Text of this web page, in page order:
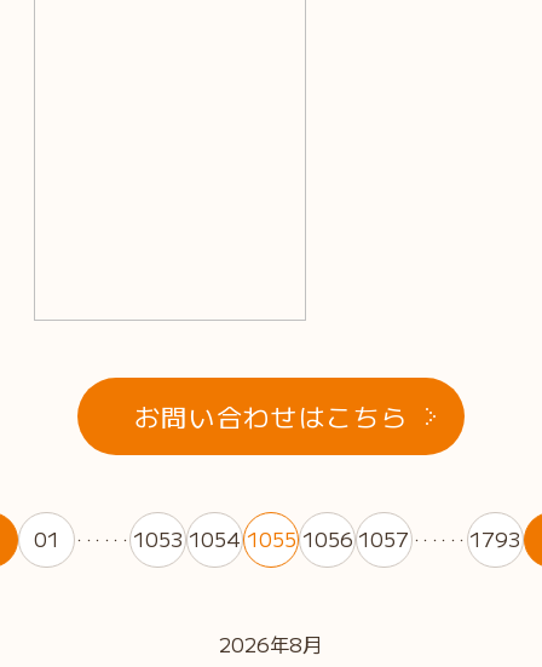
お問い合わせはこちら
01 ・・・・・・ 105310541055 10561057 ・・・・・・ 1793
2026年8月